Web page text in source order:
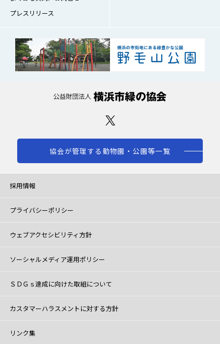
プレスリリース
協会が管理する動物園・公園等一覧
採用情報
プライバシーポリシー
ウェブアクセシビリティ方針
ソーシャルメディア運用ポリシー
ＳＤＧｓ達成に向けた取組について
カスタマーハラスメントに対する方針
リンク集